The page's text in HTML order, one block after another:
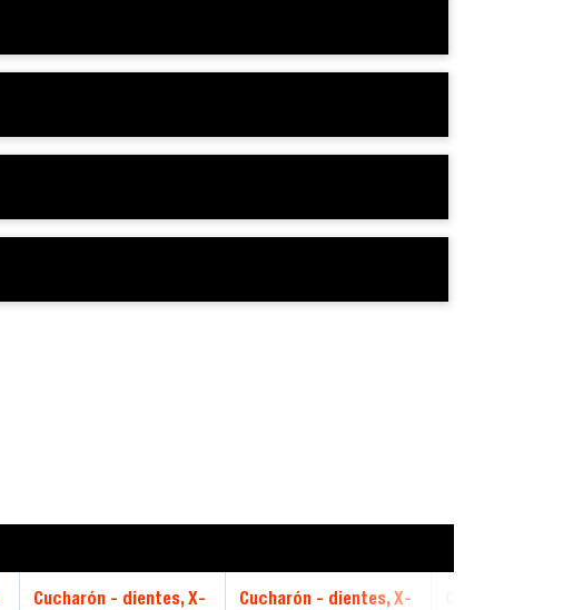
Cucharón - dientes, X-
Cucharón - dientes, X-